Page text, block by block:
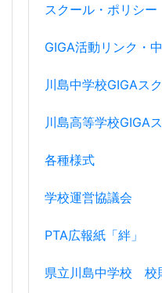
スクール・ポリシー
GIGA活動リンク・
川島中学校GIGAス
川島高等学校GIGA
各種様式
学校運営協議会
PTA広報紙「絆」
県立川島中学校 校